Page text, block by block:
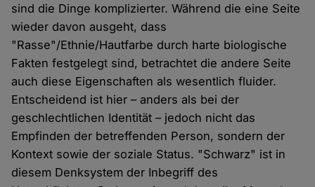
sind die Dinge komplizierter. Während die eine Seite
wieder davon ausgeht, dass
"Rasse"/Ethnie/Hautfarbe durch harte biologische
Fakten festgelegt sind, betrachtet die andere Seite
auch diese Eigenschaften als wesentlich fluider.
Entscheidend ist hier – anders als bei der
geschlechtlichen Identität – jedoch nicht das
Empfinden der betreffenden Person, sondern der
Kontext sowie der soziale Status. "Schwarz" ist in
diesem Denksystem der Inbegriff des